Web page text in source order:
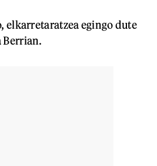
elkarretaratzea egingo dute
Berrian.